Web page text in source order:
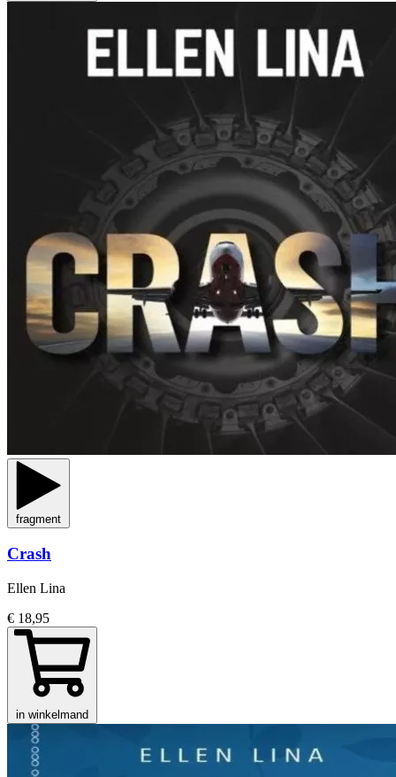
fragment
Crash
Ellen Lina
€ 18,95
in winkelmand